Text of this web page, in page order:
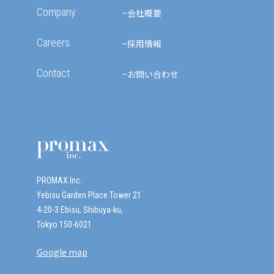
Company 会社概要
Careers 採用情報
Contact お問い合わせ
PROMAX Inc.
Yebisu Garden Place Tower 21
4-20-3 Ebisu, Shibuya-ku,
Tokyo 150-6021
Google map